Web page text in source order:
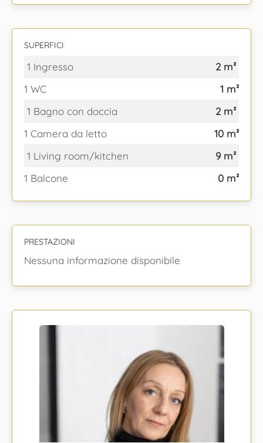
SUPERFICI
1 Ingresso
2 m²
1 WC
1 m²
1 Bagno con doccia
2 m²
1 Camera da letto
10 m²
1 Living room/kitchen
9 m²
1 Balcone
0 m²
PRESTAZIONI
Nessuna informazione disponibile